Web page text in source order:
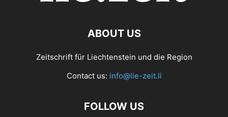
ABOUT US
Zeitschrift für Liechtenstein und die Region
Contact us: info@lie-zeit.li
FOLLOW US